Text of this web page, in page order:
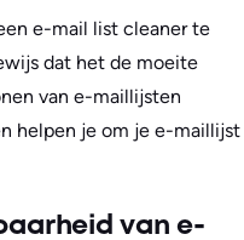
e-mail list cleaner te
dat het de moeite
van e-maillijsten
helpen je om je e-maillijst
van e-